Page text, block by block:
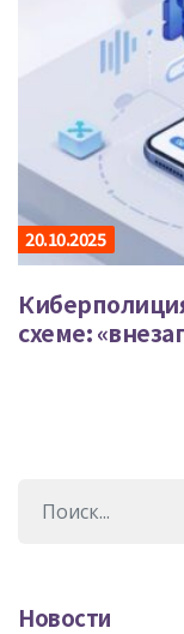
20.10.2025
схеме:
Новости